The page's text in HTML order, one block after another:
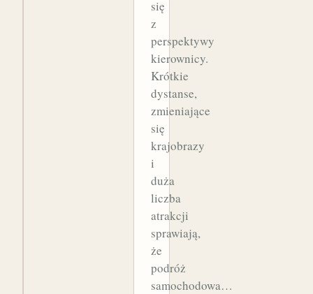
się
z
perspektywy
kierownicy.
Krótkie
dystanse,
zmieniające
się
krajobrazy
i
duża
liczba
atrakcji
sprawiają,
że
podróż
samochodowa…